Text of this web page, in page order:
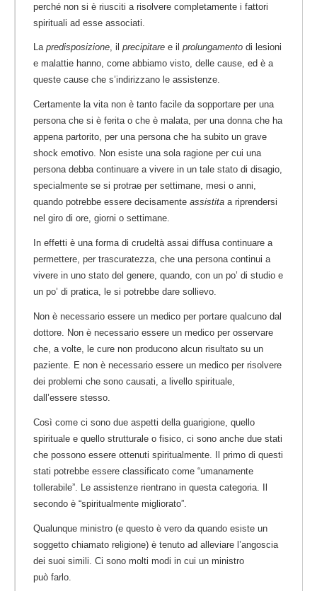
perché non si è riusciti a risolvere completamente i fattori
spirituali ad esse associati.
La predisposizione, il precipitare e il prolungamento di lesioni
e malattie hanno, come abbiamo visto, delle cause, ed è a
queste cause che s’indirizzano le assistenze.
Certamente la vita non è tanto facile da sopportare per una
persona che si è ferita o che è malata, per una donna che ha
appena partorito, per una persona che ha subito un grave
shock emotivo. Non esiste una sola ragione per cui una
persona debba continuare a vivere in un tale stato di disagio,
specialmente se si protrae per settimane, mesi o anni,
quando potrebbe essere decisamente assistita a riprendersi
nel giro di ore, giorni o settimane.
In effetti è una forma di crudeltà assai diffusa continuare a
permettere, per trascuratezza, che una persona continui a
vivere in uno stato del genere, quando, con un po’ di studio e
un po’ di pratica, le si potrebbe dare sollievo.
Non è necessario essere un medico per portare qualcuno dal
dottore. Non è necessario essere un medico per osservare
che, a volte, le cure non producono alcun risultato su un
paziente. E non è necessario essere un medico per risolvere
dei problemi che sono causati, a livello spirituale,
dall’essere stesso.
Così come ci sono due aspetti della guarigione, quello
spirituale e quello strutturale o fisico, ci sono anche due stati
che possono essere ottenuti spiritualmente. Il primo di questi
stati potrebbe essere classificato come “umanamente
tollerabile”. Le assistenze rientrano in questa categoria. Il
secondo è “spiritualmente migliorato”.
Qualunque ministro (e questo è vero da quando esiste un
soggetto chiamato religione) è tenuto ad alleviare l’angoscia
dei suoi simili. Ci sono molti modi in cui un ministro
può farlo.